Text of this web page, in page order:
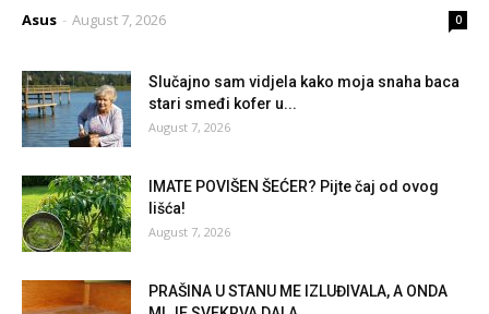
Asus - August 7, 2026 0
Slučajno sam vidjela kako moja snaha baca
stari smeđi kofer u...
August 7, 2026
IMATE POVIŠEN ŠEĆER? Pijte čaj od ovog
lišća!
August 7, 2026
PRAŠINA U STANU ME IZLUĐIVALA, A ONDA